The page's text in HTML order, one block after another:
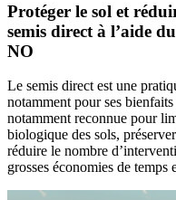
Protéger le sol et
semis direct à l’aide
NO
Le semis direct est une
notamment pour ses
notamment reconnue pour
biologique des sols,
réduire le nombre
grosses économies de temps